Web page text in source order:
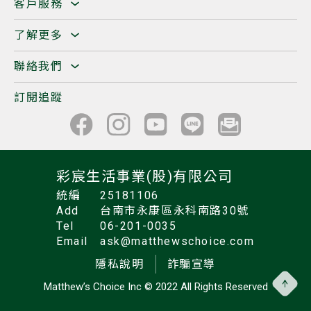
客戶服務
了解更多
聯絡我們
訂閱追蹤
彩宸生活事業(股)有限公司
統編
25181106
Add
台南市永康區永科南路30號
Tel
06-201-0035
Email
ask@matthewschoice.com
隱私說明
詐騙宣導
Matthew’s Choice Inc © 2022 All Rights Reserved